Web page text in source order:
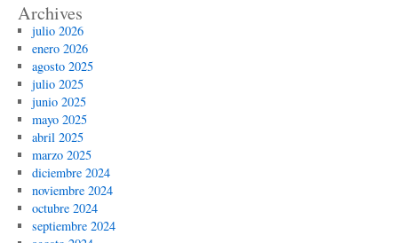
Archives
julio 2026
enero 2026
agosto 2025
julio 2025
junio 2025
mayo 2025
abril 2025
marzo 2025
diciembre 2024
noviembre 2024
octubre 2024
septiembre 2024